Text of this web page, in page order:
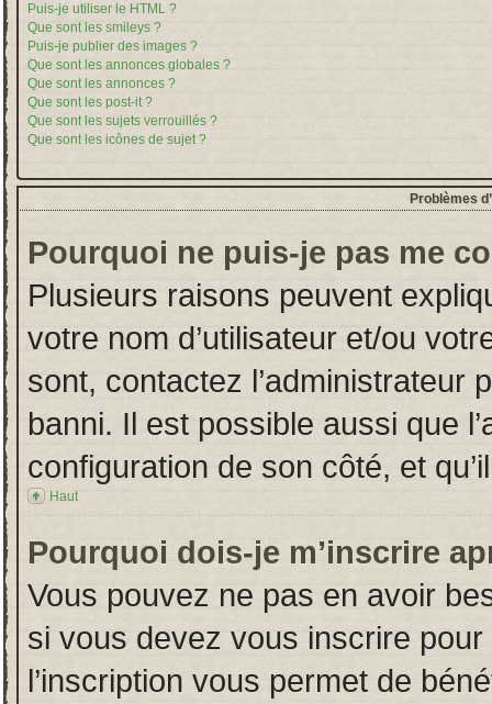
Puis-je utiliser le HTML ?
Que sont les smileys ?
Puis-je publier des images ?
Que sont les annonces globales ?
Que sont les annonces ?
Que sont les post-it ?
Que sont les sujets verrouillés ?
Que sont les icônes de sujet ?
Problèmes
Pourquoi ne puis-je pas me
Plusieurs raisons peuvent
votre nom d’utilisateur et/ou
sont, contactez l’administrateur
banni. Il est possible aussi que
configuration de son côté, et
Haut
Pourquoi dois-je m’inscrire
Vous pouvez ne pas en avoir
si vous devez vous inscrire
l’inscription vous permet de